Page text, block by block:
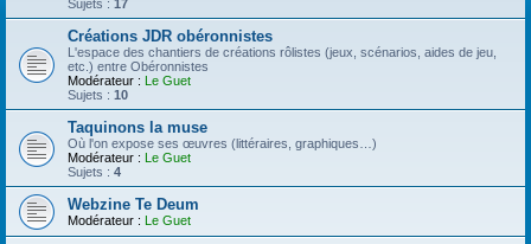
Sujets : 17
Créations JDR obéronnistes
L'espace des chantiers de créations rôlistes (jeux, scénarios, aides de jeu,
etc.) entre Obéronnistes
Modérateur : Le Guet
Sujets : 10
Taquinons la muse
Où l'on expose ses œuvres (littéraires, graphiques…)
Modérateur : Le Guet
Sujets : 4
Webzine Te Deum
Modérateur : Le Guet